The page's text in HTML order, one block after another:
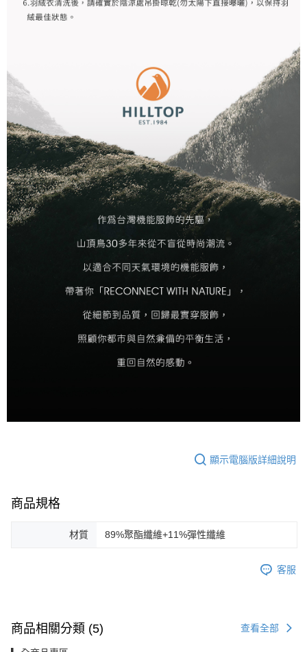
顯示電腦版詳細說明
商品規格
材質 89%聚酯纖維+11%彈性纖維
客服
商品相關分類 (5) 查看全部